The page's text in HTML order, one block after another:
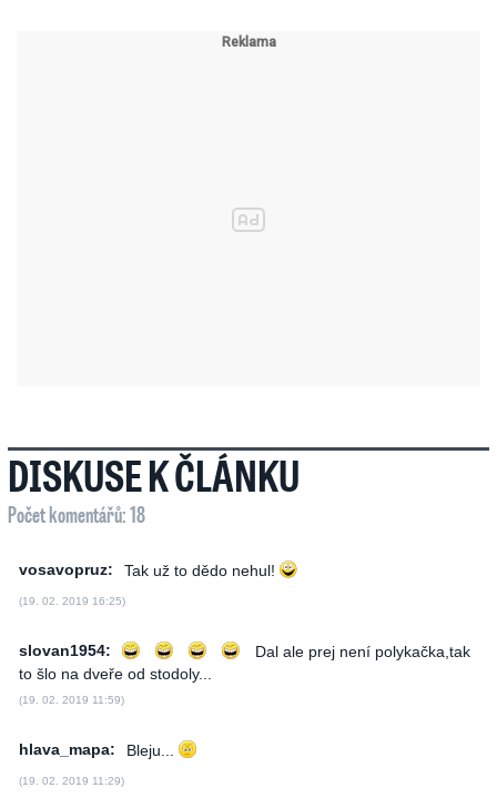
DISKUSE K ČLÁNKU
Počet komentářů: 18
vosavopruz: Tak už to dědo nehul!
(19. 02. 2019 16:25)
slovan1954:
Dal ale prej není polykačka,tak
to šlo na dveře od stodoly...
(19. 02. 2019 11:59)
hlava_mapa: Bleju...
(19. 02. 2019 11:29)